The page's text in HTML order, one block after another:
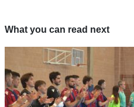
What you can read next